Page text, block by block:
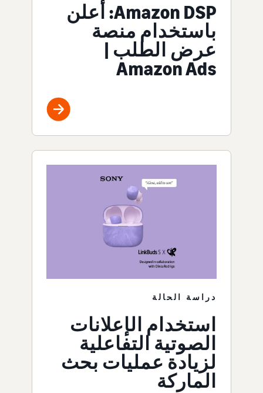
Amazon DSP: أعلن
باستخدام منصة
عرض الطلب |
Amazon Ads
دراسة الحالة
استخدام الإعلانات
الصوتية التفاعلية
لزيادة عمليات بحث
الماركة